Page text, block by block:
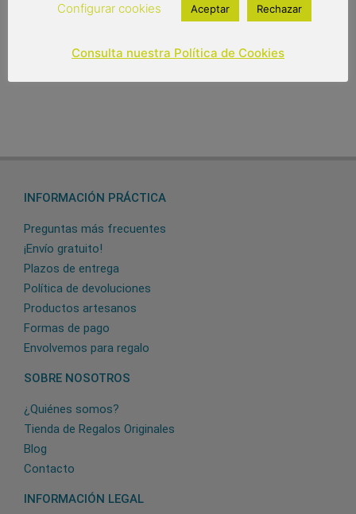
26,00€
Out of stock
INFORMACIÓN PRÁCTICA
Preguntas más frecuentes
¡Envío gratuito!
Plazos de entrega
Política de devoluciones
Productos artesanos
Formas de pago
Envolvemos para regalo
SOBRE NOSOTROS
¿Quiénes somos?
Tienda de Regalos Originales
Blog
Contacto
INFORMACIÓN LEGAL
Configurar cookies Aceptar Rechazar
Consulta nuestra Política de Cookies